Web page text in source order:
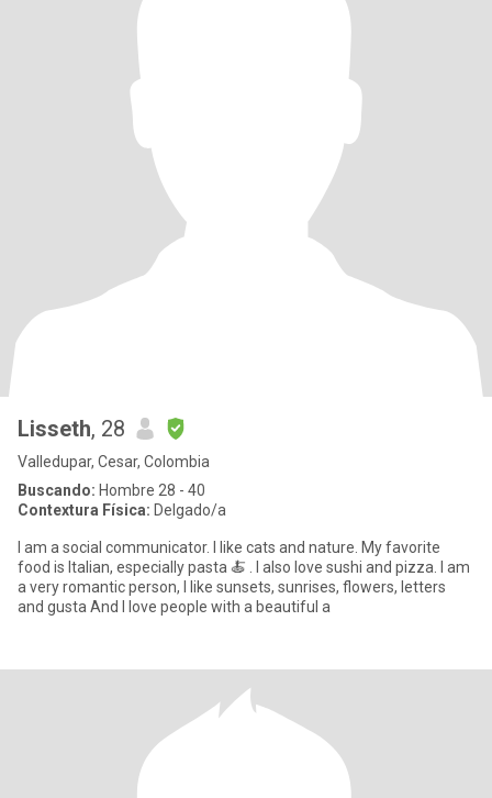
Lisseth, 28
Valledupar, Cesar, Colombia
Buscando: Hombre 28 - 40
Contextura Física: Delgado/a
I am a social communicator. I like cats and nature. My favorite
food is Italian, especially pasta 🍝 . I also love sushi and pizza. I am
a very romantic person, I like sunsets, sunrises, flowers, letters
and gusta And I love people with a beautiful a